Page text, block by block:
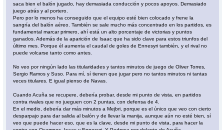
saca bien el balón jugado, hay demasiada conducción y pocos apoyos. Demasiado
juego atrás y al portero.
Pero por lo menos ha conseguido que el equipo esté bien colocado y frene la
sangría del balón aéreo. También se sale mucho más concentrado en los partidos, es
fundamental marcar primero, ahí está un alto porcentaje de victorias y puntos
ganados. Además de la aparición de Isaac que ha sido clave para estos triunfos del
último mes. Porque él aumenta el caudal de goles de Ennesyri también, y el rival no
puede volcarse tanto como antes.
No veo por ningún lado las titularidades y tantos minutos de juego de Oliver Torres,
Sergio Ramos y Suso. Para mí, sí tienen que jugar pero no tantos minutos ni tantas
veces titulares. E igual pienso de Navas.
Cuando Acuña se recupere, debería probar, desde mi punto de vista, en partidos
contra rivales que no jueguen con 2 puntas, con defensa de 4.
En el medio, debería dar más minutos a Mejbri, porque es el único que veo con cierto
desparpajo para dar salida al balón y de llevar la manija, aunque aún no esté bien, sí
veo que puede hacer eso, que es la clave, desde mi punto de vista, para hacer la